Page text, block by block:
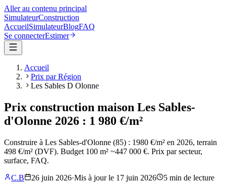
Aller au contenu principal
SimulateurConstruction
AccueilSimulateurBlogFAQ
Se connecterEstimer
Accueil
Prix par Région
Les Sables D Olonne
Prix construction maison Les Sables-
d'Olonne 2026 : 1 980 €/m²
Construire à Les Sables-d'Olonne (85) : 1980 €/m² en 2026, terrain
498 €/m² (DVF). Budget 100 m² ~447 000 €. Prix par secteur,
surface, FAQ.
C.B
26 juin 2026·Mis à jour le 17 juin 2026 5 min de lecture